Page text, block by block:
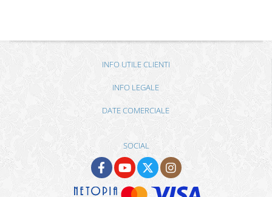
INFO UTILE CLIENTI
INFO LEGALE
DATE COMERCIALE
SOCIAL